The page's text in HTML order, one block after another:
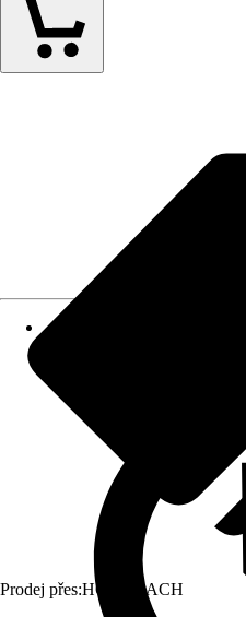
Prodej přes:HORNBACH